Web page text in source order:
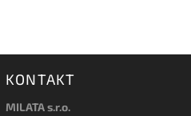
KONTAKT
MILATA s.r.o.